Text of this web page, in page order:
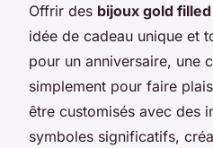
Offrir des bijoux gold
idée de cadeau unique et
pour un anniversaire, une
simplement pour faire
être customisés avec des
symboles significatifs,